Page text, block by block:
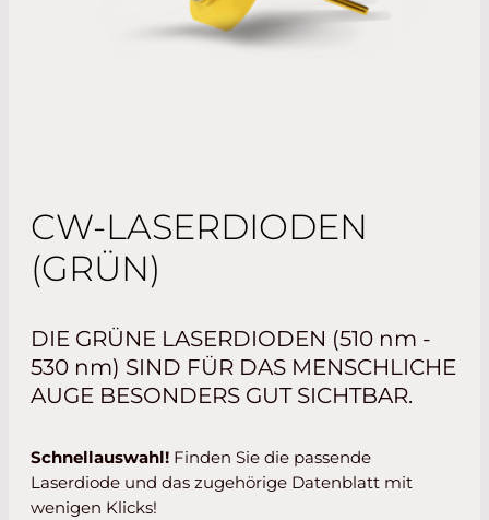
CW-LASERDIODEN
(GRÜN)
DIE GRÜNE LASERDIODEN (510 nm -
530 nm) SIND FÜR DAS MENSCHLICHE
AUGE BESONDERS GUT SICHTBAR.
Schnellauswahl! Finden Sie die passende
Laserdiode und das zugehörige Datenblatt mit
wenigen Klicks!